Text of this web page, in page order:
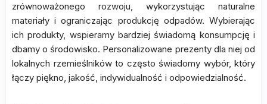
zrównoważonego rozwoju, wykorzystując naturalne
materiały i ograniczając produkcję odpadów. Wybierając
ich produkty, wspieramy bardziej świadomą konsumpcję i
dbamy o środowisko. Personalizowane prezenty dla niej od
lokalnych rzemieślników to często świadomy wybór, który
łączy piękno, jakość, indywidualność i odpowiedzialność.